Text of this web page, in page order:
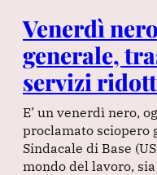
Venerdì
generale,
servizi
E’ un venerdì nero,
proclamato sciopero
Sindacale di Base
mondo del lavoro,